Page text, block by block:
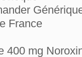
France
400 mg